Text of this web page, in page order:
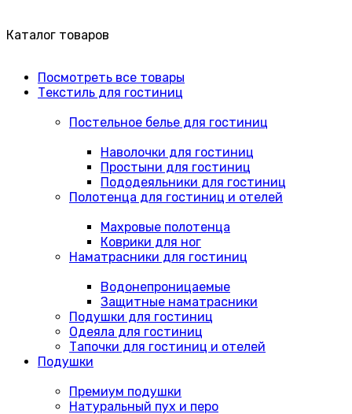
Каталог товаров
Посмотреть все товары
Текстиль для гостиниц
Постельное белье для гостиниц
Наволочки для гостиниц
Простыни для гостиниц
Пододеяльники для гостиниц
Полотенца для гостиниц и отелей
Махровые полотенца
Коврики для ног
Наматрасники для гостиниц
Водонепроницаемые
Защитные наматрасники
Подушки для гостиниц
Одеяла для гостиниц
Тапочки для гостиниц и отелей
Подушки
Премиум подушки
Натуральный пух и перо